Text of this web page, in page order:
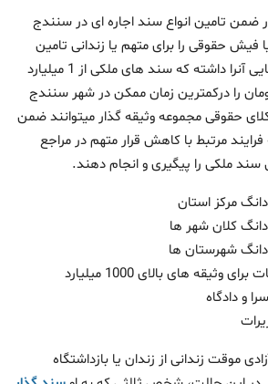
ضمن تامین انواع سند اجاره ای در سنندج
فیش حقوقی را برای متهم یا زندانی تامین
نماید ، این مجموعه توانایی آنرا داشته که سند های ملکی از 1 میلیارد
میلیارد تومان را درکمترین زمان ممکن در شهر سنندج
حقوقی مجموعه وثیقه گذار میتوانند ضمن
مرتبط با کاهش قرار متهم در مراجع
ملکی را پیگیری و انجام دهند.
وثیقه های بالای 1000 میلیارد
و دادگاه
موقت زندانی از زندان یا بازداشتگاه